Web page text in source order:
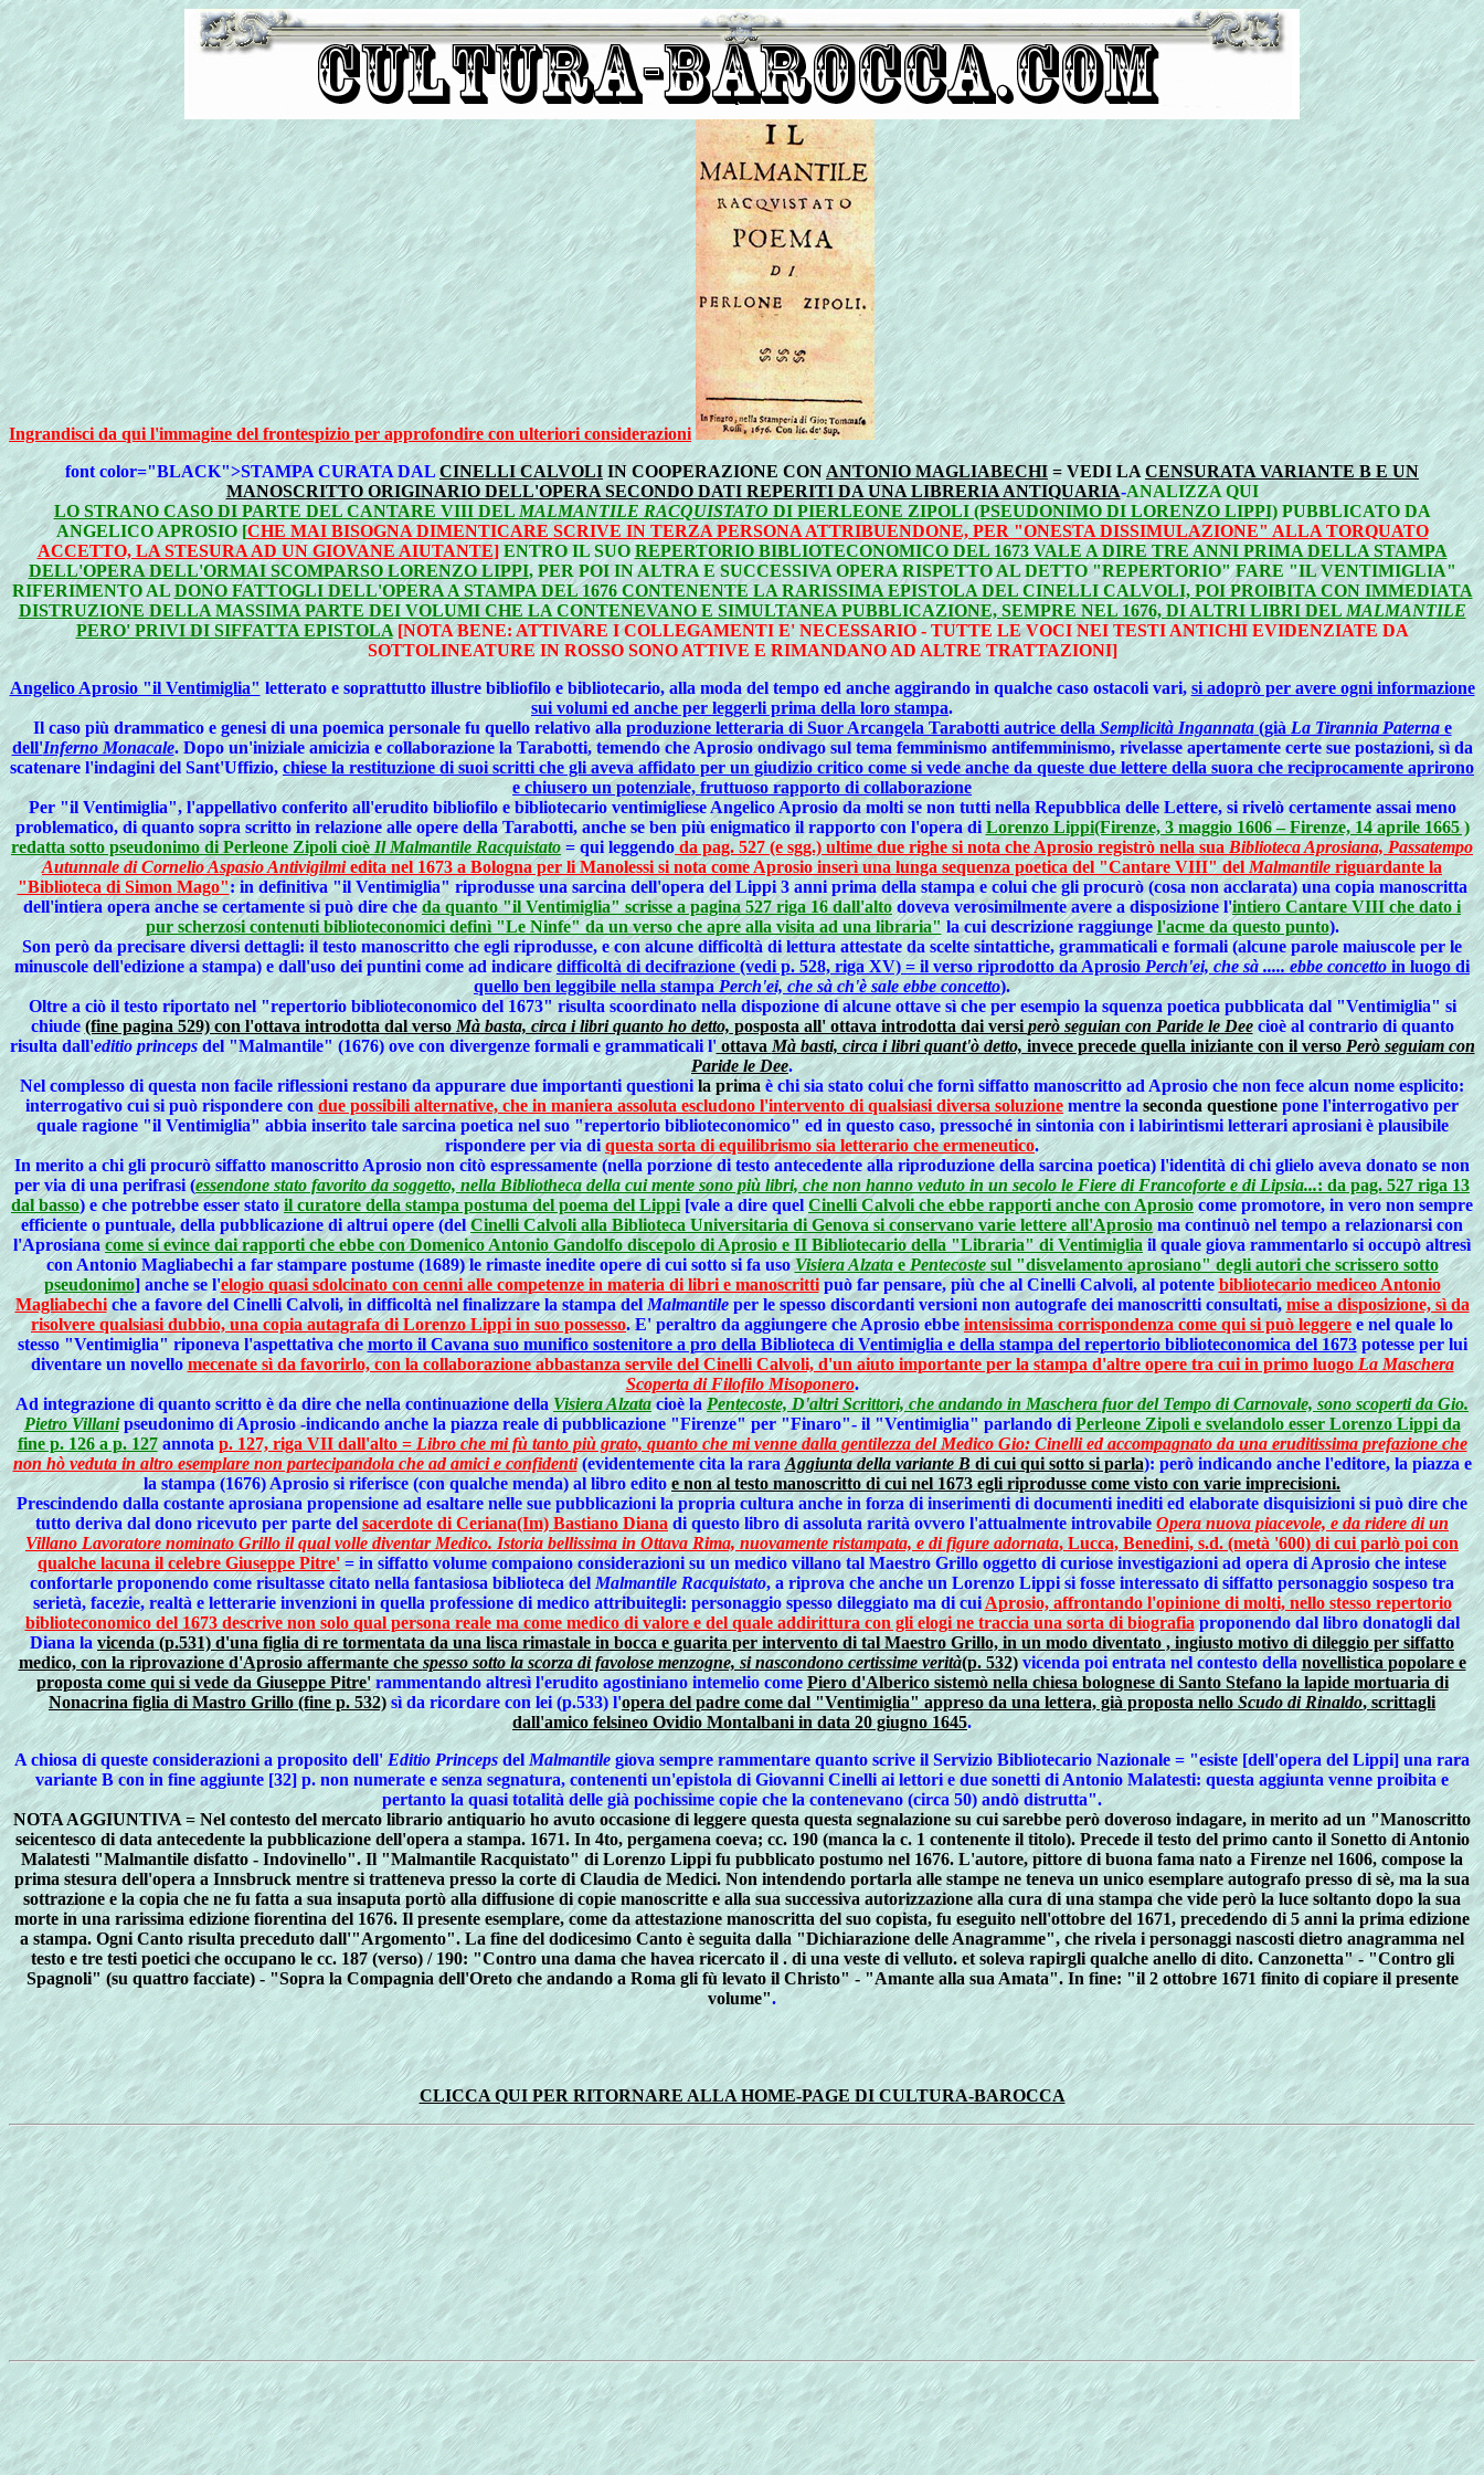
Ingrandisci da qui l'immagine del frontespizio per approfondire con ulteriori considerazioni
font color="BLACK">STAMPA CURATA DAL CINELLI CALVOLI IN COOPERAZIONE CONANTONIO MAGLIABECHI= VEDI LACENSURATA VARIANTE B E UN
MANOSCRITTO ORIGINARIO DELL'OPERA SECONDO DATI REPERITI DA UNA LIBRERIA ANTIQUARIA-ANALIZZA QUI
LO STRANO CASO DI PARTE DEL CANTARE VIII DEL MALMANTILE RACQUISTATO DI PIERLEONE ZIPOLI (PSEUDONIMO DI LORENZO LIPPI)PUBBLICATO DA
ANGELICO APROSIO [CHE MAI BISOGNA DIMENTICARE SCRIVE IN TERZA PERSONA ATTRIBUENDONE, PER "ONESTA DISSIMULAZIONE" ALLA TORQUATO
ACCETTO, LA STESURA AD UN GIOVANE AIUTANTE]ENTRO IL SUOREPERTORIO BIBLIOTECONOMICO DEL 1673 VALE A DIRE TRE ANNI PRIMA DELLA STAMPA
DELL'OPERA DELL'ORMAI SCOMPARSO LORENZO LIPPI, PER POI IN ALTRA E SUCCESSIVA OPERA RISPETTO AL DETTO "REPERTORIO" FARE "IL VENTIMIGLIA"
RIFERIMENTO AL DONO FATTOGLI DELL'OPERA A STAMPA DEL 1676 CONTENENTE LA RARISSIMA EPISTOLA DEL CINELLI CALVOLI, POI PROIBITA CON IMMEDIATA
DISTRUZIONE DELLA MASSIMA PARTE DEI VOLUMI CHE LA CONTENEVANO E SIMULTANEA PUBBLICAZIONE, SEMPRE NEL 1676, DI ALTRI LIBRI DEL MALMANTILE
PERO' PRIVI DI SIFFATTA EPISTOLA [NOTA BENE: ATTIVARE I COLLEGAMENTI E' NECESSARIO - TUTTE LE VOCI NEI TESTI ANTICHI EVIDENZIATE DA
SOTTOLINEATURE IN ROSSO SONO ATTIVE E RIMANDANO AD ALTRE TRATTAZIONI]
Angelico Aprosio "il Ventimiglia"letterato e soprattutto illustre bibliofilo e bibliotecario, alla moda del tempo ed anche aggirando in qualche caso ostacoli vari, si adoprò per avere ogni informazione
sui volumi ed anche per leggerli prima della loro stampa.
Il caso più drammatico e genesi di una poemica personale fu quello relativo allaproduzione letteraria di Suor Arcangela Tarabotti autrice dellaSemplicità Ingannata(già La Tirannia Paternae
dell'Inferno Monacale. Dopo un'iniziale amicizia e collaborazione la Tarabotti, temendo che Aprosio ondivago sul tema femminismo antifemminismo, rivelasse apertamente certe sue postazioni, sì da
scatenare l'indagini del Sant'Uffizio,chiese la restituzione di suoi scritti che gli aveva affidato per un giudizio critico come si vede anche da queste due lettere della suora che reciprocamente aprirono
e chiusero un potenziale, fruttuoso rapporto di collaborazione
Per "il Ventimiglia", l'appellativo conferito all'erudito bibliofilo e bibliotecario ventimigliese Angelico Aprosio da molti se non tutti nella Repubblica delle Lettere, si rivelò certamente assai meno
problematico, di quanto sopra scritto in relazione alle opere della Tarabotti, anche se ben più enigmatico il rapporto con l'opera di Lorenzo Lippi(Firenze, 3 maggio 1606 – Firenze, 14 aprile 1665 )
redatta sotto pseudonimo di Perleone Zipoli cioè Il Malmantile Racquistato = qui leggendo da pag. 527 (e sgg.) ultime due righe si nota che Aprosio registrò nella sua Biblioteca Aprosiana, Passatempo
Autunnale di Cornelio Aspasio Antivigilmiedita nel 1673 a Bologna per li Manolessi si nota come Aprosio inserì una lunga sequenza poetica del "Cantare VIII" del Malmantile riguardante la
"Biblioteca di Simon Mago": in definitiva "il Ventimiglia" riprodusse una sarcina dell'opera del Lippi 3 anni prima della stampa e colui che gli procurò (cosa non acclarata) una copia manoscritta
dell'intiera opera anche se certamente si può dire cheda quanto "il Ventimiglia" scrisse a pagina 527 riga 16 dall'altodoveva verosimilmente avere a disposizione l'intiero Cantare VIII che dato i
pur scherzosi contenuti biblioteconomici definì "Le Ninfe" da un verso che apre alla visita ad una libraria" la cui descrizione raggiunge l'acme da questo punto).
Son però da precisare diversi dettagli: il testo manoscritto che egli riprodusse, e con alcune difficoltà di lettura attestate da scelte sintattiche, grammaticali e formali (alcune parole maiuscole per le
minuscole dell'edizione a stampa) e dall'uso dei puntini come ad indicaredifficoltà di decifrazione (vedi p. 528, riga XV) = il verso riprodotto da Aprosio Perch'ei, che sà ..... ebbe concetto in luogo di
quello ben leggibile nella stampaPerch'ei, che sà ch'è sale ebbe concetto).
Oltre a ciò il testo riportato nel "repertorio biblioteconomico del 1673" risulta scoordinato nella dispozione di alcune ottave sì che per esempio la squenza poetica pubblicata dal "Ventimiglia" si
chiude(fine pagina 529) con l'ottava introdotta dal versoMà basta, circa i libri quanto ho detto, posposta all' ottava introdotta dai versiperò seguian con Paride le Deecioè al contrario di quanto
risulta dall'editio princepsdel "Malmantile" (1676) ove con divergenze formali e grammaticali l'ottava Mà basti, circa i libri quant'ò detto,invece precede quella iniziante con il verso Però seguiam con
Paride le Dee.
Nel complesso di questa non facile riflessioni restano da appurare due importanti questionila prima è chi sia stato colui che fornì siffatto manoscritto ad Aprosio che non fece alcun nome esplicito:
interrogativo cui si può rispondere condue possibili alternative, che in maniera assoluta escludono l'intervento di qualsiasi diversa soluzione mentre laseconda questionepone l'interrogativo per
quale ragione "il Ventimiglia" abbia inserito tale sarcina poetica nel suo "repertorio biblioteconomico" ed in questo caso, pressoché in sintonia con i labirintismi letterari aprosiani è plausibile
rispondere per via di questa sorta di equilibrismo sia letterario che ermeneutico.
In merito a chi gli procurò siffatto manoscritto Aprosio non citò espressamente (nella porzione di testo antecedente alla riproduzione della sarcina poetica) l'identità di chi glielo aveva donato se non
per via di una perifrasi (essendone stato favorito da soggetto, nella Bibliotheca della cui mente sono più libri, che non hanno veduto in un secolo le Fiere di Francoforte e di Lipsia...: da pag. 527 riga 13
dal basso) e che potrebbe esser stato il curatore della stampa postuma del poema del Lippi [vale a dire quelCinelli Calvoli che ebbe rapporti anche con Aprosiocome promotore, in vero non sempre
efficiente o puntuale, della pubblicazione di altrui opere (delCinelli Calvoli alla Biblioteca Universitaria di Genova si conservano varie lettere all'Aprosioma continuò nel tempo a relazionarsi con
l'Aprosiana come si evince dai rapporti che ebbe con Domenico Antonio Gandolfo discepolo di Aprosio e II Bibliotecario della "Libraria" di Ventimiglia il quale giova rammentarlo si occupò altresì
con Antonio Magliabechi a far stampare postume (1689) le rimaste inedite opere di cui sotto si fa usoVisiera AlzataePentecostesul "disvelamento aprosiano" degli autori che scrissero sotto
pseudonimo]anche se l'elogio quasi sdolcinato con cenni alle competenze in materia di libri e manoscrittipuò far pensare, più che al Cinelli Calvoli, al potente bibliotecario mediceo Antonio
Magliabechiche a favore del Cinelli Calvoli, in difficoltà nel finalizzare la stampa delMalmantileper le spesso discordanti versioni non autografe dei manoscritti consultati,mise a disposizione, sì da
risolvere qualsiasi dubbio, una copia autagrafa di Lorenzo Lippi in suo possesso. E' peraltro da aggiungere che Aprosio ebbeintensissima corrispondenza come qui si può leggeree nel quale lo
stesso "Ventimiglia" riponeva l'aspettativa che morto il Cavana suo munifico sostenitore a pro della Biblioteca di Ventimiglia e della stampa del repertorio biblioteconomica del 1673potesse per lui
diventare un novello mecenate sì da favorirlo, con la collaborazione abbastanza servile del Cinelli Calvoli, d'un aiuto importante per la stampa d'altre opere tra cui in primo luogoLa Maschera
Scoperta di Filofilo Misoponero.
Ad integrazione di quanto scritto è da dire che nella continuazione dellaVisiera Alzatacioè la Pentecoste, D'altri Scrittori, che andando in Maschera fuor del Tempo di Carnovale, sono scoperti da Gio.
Pietro Villanipseudonimo di Aprosio -indicando anche la piazza reale di pubblicazione "Firenze" per "Finaro"- il "Ventimiglia" parlando diPerleone Zipoli e svelandolo esser Lorenzo Lippi da
fine p. 126 a p. 127annotap. 127, riga VII dall'alto =Libro che mi fù tanto più grato, quanto che mi venne dalla gentilezza del Medico Gio: Cinelli ed accompagnato da una eruditissima prefazione che
non hò veduta in altro esemplare non partecipandola che ad amici e confidenti(evidentemente cita la raraAggiunta della variante B di cui qui sotto si parla): però indicando anche l'editore, la piazza e
la stampa (1676) Aprosio si riferisce (con qualche menda) al libro editoe non al testo manoscritto di cui nel 1673 egli riprodusse come visto con varie imprecisioni.
Prescindendo dalla costante aprosiana propensione ad esaltare nelle sue pubblicazioni la propria cultura anche in forza di inserimenti di documenti inediti ed elaborate disquisizioni si può dire che
tutto deriva dal dono ricevuto per parte delsacerdote di Ceriana(Im) Bastiano Diana di questo libro di assoluta rarità ovvero l'attualmente introvabile Opera nuova piacevole, e da ridere di un
Villano Lavoratore nominato Grillo il qual volle diventar Medico. Istoria bellissima in Ottava Rima, nuovamente ristampata, e di figure adornata, Lucca, Benedini, s.d. (metà '600) di cui parlò poi con
qualche lacuna il celebre Giuseppe Pitre'= in siffatto volume compaiono considerazioni su un medico villano tal Maestro Grillo oggetto di curiose investigazioni ad opera di Aprosio che intese
confortarle proponendo come risultasse citato nella fantasiosa biblioteca del Malmantile Racquistato, a riprova che anche un Lorenzo Lippi si fosse interessato di siffatto personaggio sospeso tra
serietà, facezie, realtà e letterarie invenzioni in quella professione di medico attribuitegli: personaggio spesso dileggiato ma di cuiAprosio, affrontando l'opinione di molti, nello stesso repertorio
biblioteconomico del 1673 descrive non solo qual persona reale ma come medico di valore e del quale addirittura con gli elogi ne traccia una sorta di biografiaproponendo dal libro donatogli dal
Diana la vicenda (p.531) d'una figlia di re tormentata da una lisca rimastale in bocca e guarita per intervento di tal Maestro Grillo, in un modo diventato , ingiusto motivo di dileggio per siffatto
medico, con la riprovazione d'Aprosio affermante che spesso sotto la scorza di favolose menzogne, si nascondono certissime verità(p. 532)vicenda poi entrata nel contesto dellanovellistica popolare e
proposta come qui si vede da Giuseppe Pitre' rammentando altresì l'erudito agostiniano intemelio come Piero d'Alberico sistemò nella chiesa bolognese di Santo Stefano la lapide mortuaria di
Nonacrina figlia di Mastro Grillo (fine p. 532)sì da ricordare con lei (p.533) l'opera del padre come dal "Ventimiglia" appreso da una lettera, già proposta nello Scudo di Rinaldo, scrittagli
dall'amico felsineo Ovidio Montalbani in data 20 giugno 1645.
A chiosa di queste considerazioni a proposito dell'Editio Princepsdel Malmantilegiova sempre rammentare quanto scrive il Servizio Bibliotecario Nazionale = "esiste [dell'opera del Lippi] una rara
variante B con in fine aggiunte [32] p. non numerate e senza segnatura, contenenti un'epistola di Giovanni Cinelli ai lettori e due sonetti di Antonio Malatesti: questa aggiunta venne proibita e
pertanto la quasi totalità delle già pochissime copie che la contenevano (circa 50) andò distrutta".
NOTA AGGIUNTIVA = Nel contesto del mercato librario antiquario ho avuto occasione di leggere questa questa segnalazione su cui sarebbe però doveroso indagare, in merito ad un "Manoscritto
seicentesco di data antecedente la pubblicazione dell'opera a stampa. 1671. In 4to, pergamena coeva; cc. 190 (manca la c. 1 contenente il titolo). Precede il testo del primo canto il Sonetto di Antonio
Malatesti "Malmantile disfatto - Indovinello". Il "Malmantile Racquistato" di Lorenzo Lippi fu pubblicato postumo nel 1676. L'autore, pittore di buona fama nato a Firenze nel 1606, compose la
prima stesura dell'opera a Innsbruck mentre si tratteneva presso la corte di Claudia de Medici. Non intendendo portarla alle stampe ne teneva un unico esemplare autografo presso di sè, ma la sua
sottrazione e la copia che ne fu fatta a sua insaputa portò alla diffusione di copie manoscritte e alla sua successiva autorizzazione alla cura di una stampa che vide però la luce soltanto dopo la sua
morte in una rarissima edizione fiorentina del 1676. Il presente esemplare, come da attestazione manoscritta del suo copista, fu eseguito nell'ottobre del 1671, precedendo di 5 anni la prima edizione
a stampa. Ogni Canto risulta preceduto dall'"Argomento". La fine del dodicesimo Canto è seguita dalla "Dichiarazione delle Anagramme", che rivela i personaggi nascosti dietro anagramma nel
testo e tre testi poetici che occupano le cc. 187 (verso) / 190: "Contro una dama che havea ricercato il . di una veste di velluto. et soleva rapirgli qualche anello di dito. Canzonetta" - "Contro gli
Spagnoli" (su quattro facciate) - "Sopra la Compagnia dell'Oreto che andando a Roma gli fù levato il Christo" - "Amante alla sua Amata". In fine: "il 2 ottobre 1671 finito di copiare il presente
volume".
CLICCA QUI PER RITORNARE ALLA HOME-PAGE DI CULTURA-BAROCCA